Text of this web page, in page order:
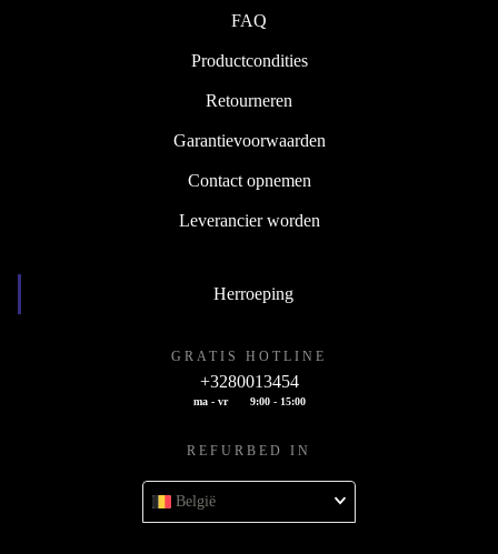
FAQ
Productcondities
Retourneren
Garantievoorwaarden
Contact opnemen
Leverancier worden
Herroeping
GRATIS HOTLINE
+3280013454
ma - vr 9:00 - 15:00
REFURBED IN
België